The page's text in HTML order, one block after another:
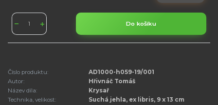
Do košíku
Číslo produktu:
AD1000-h059-19/001
Autor:
Hřivnáč Tomáš
Název díla:
Krysař
Technika, velikost:
Suchá jehla, ex libris, 9 x 13 cm